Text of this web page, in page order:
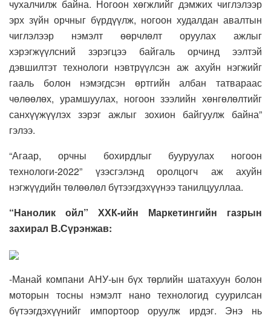
чухалчилж байна. Ногоон хөгжлийг дэмжих чиглэлээр
эрх зүйн орчныг бүрдүүлж, ногоон худалдан авалтын
чиглэлээр нэмэлт өөрчлөлт оруулах ажлыг
хэрэгжүүлсний зэрэгцээ байгаль орчинд ээлтэй
дэвшилтэт технологи нэвтрүүлсэн аж ахуйн нэгжийг
гааль болон нэмэгдсэн өртгийн албан татвараас
чөлөөлөх, урамшуулах, ногоон зээлийн хөнгөлөлтийг
санхүүжүүлэх зэрэг ажлыг зохион байгуулж байна”
гэлээ.
“Агаар, орчны бохирдлыг бууруулах ногоон
технологи-2022” үзэсгэлэнд оролцогч аж ахуйн
нэгжүүдийн төлөөлөл бүтээгдэхүүнээ танилцууллаа.
“Нанолик ойл” ХХК-ийн Маркетингийн газрын
захирал В.Сүрэнжав:
-Манай компани АНУ-ын бүх төрлийн шатахуун болон
моторын тосны нэмэлт нано технологид суурилсан
бүтээгдэхүүнийг импортоор оруулж ирдэг. Энэ нь